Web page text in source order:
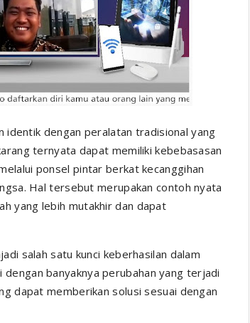
identik dengan peralatan tradisional yang
ternyata dapat memiliki kebebasasan
ponsel pintar berkat kecanggihan
Hal tersebut merupakan contoh nyata
yang lebih mutakhir dan dapat
salah satu kunci keberhasilan dalam
banyaknya perubahan yang terjadi
dapat memberikan solusi sesuai dengan